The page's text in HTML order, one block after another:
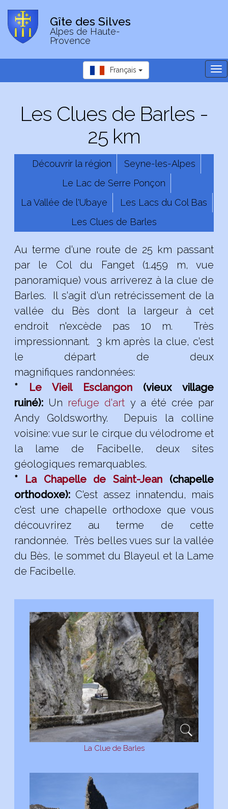
Gîte des Silves
Alpes de Haute-
Provence
Français
Les Clues de Barles -
25 km
Découvrir la région
Seyne-les-Alpes
Le Lac de Serre Ponçon
La Vallée de l'Ubaye
Les Lacs du Col Bas
Les Clues de Barles
Au terme d'une route de 25 km passant
par le Col du Fanget (1.459 m, vue
panoramique) vous arriverez à la clue de
Barles. Il s'agit d'un retrécissement de la
vallée du Bès dont la largeur à cet
endroit n'excède pas 10 m. Très
impressionnant. 3 km après la clue, c'est
le départ de deux
magnifiques randonnées:
* Le Vieil Esclangon (vieux village
ruiné): Un refuge d'art y a été crée par
Andy Goldsworthy. Depuis la colline
voisine: vue sur le cirque du vélodrome et
la lame de Facibelle, deux sites
géologiques remarquables.
* La Chapelle de Saint-Jean (chapelle
orthodoxe): C'est assez innatendu, mais
c'est une chapelle orthodoxe que vous
découvrirez au terme de cette
randonnée. Très belles vues sur la vallée
du Bès, le sommet du Blayeul et la Lame
de Facibelle.
La Clue de Barles